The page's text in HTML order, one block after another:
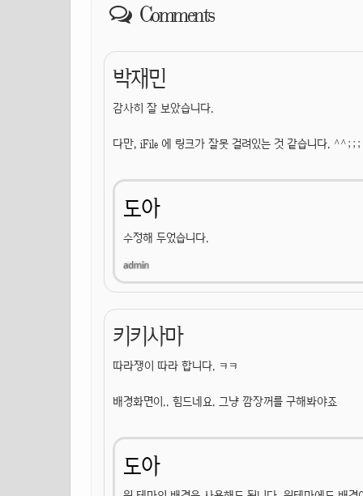
Comments
박재민
감사히 잘 보았습니다.
다만, iFile 에 링크가 잘못 걸려있는 것 같습니다. ^^;;;
도아
수정해 두었습니다.
키키사마
따라쟁이 따라 합니다. ㅋㅋ
배경화면이.. 힘드네요. 그냥 깜장꺼를 구해봐야죠
도아